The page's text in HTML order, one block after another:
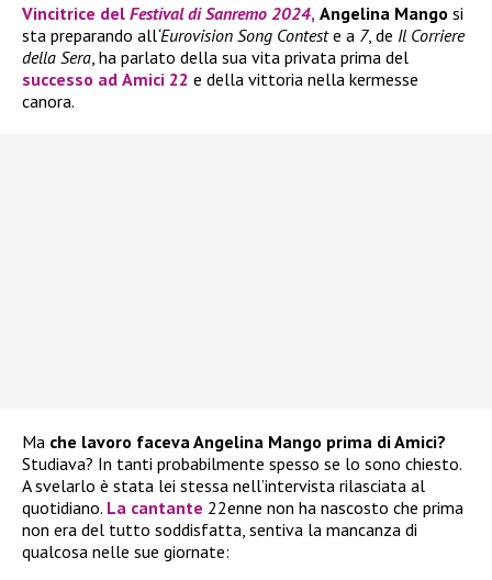
Vincitrice del Festival di Sanremo 2024, Angelina Mango si
sta preparando all‘Eurovision Song Conteste a 7, de Il Corriere
della Sera , ha parlato della sua vita privata prima del
successo ad Amici 22 e della vittoria nella kermesse
canora.
Ma che lavoro faceva Angelina Mango prima di Amici?
Studiava? In tanti probabilmente spesso se lo sono chiesto.
A svelarlo è stata lei stessa nell’intervista rilasciata al
quotidiano. La cantante 22enne non ha nascosto che prima
non era del tutto soddisfatta, sentiva la mancanza di
qualcosa nelle sue giornate: